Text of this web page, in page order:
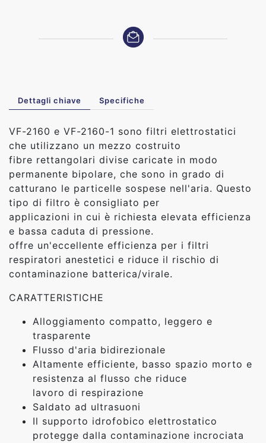
Dettagli chiave Specifiche
VF-2160 e VF-2160-1 sono filtri elettrostatici
che utilizzano un mezzo costruito
fibre rettangolari divise caricate in modo
permanente bipolare, che sono in grado di
catturano le particelle sospese nell'aria. Questo
tipo di filtro è consigliato per
applicazioni in cui è richiesta elevata efficienza
e bassa caduta di pressione.
offre un'eccellente efficienza per i filtri
respiratori anestetici e riduce il rischio di
contaminazione batterica/virale.
CARATTERISTICHE
Alloggiamento compatto, leggero e
trasparente
Flusso d'aria bidirezionale
Altamente efficiente, basso spazio morto e
resistenza al flusso che riduce
lavoro di respirazione
Saldato ad ultrasuoni
Il supporto idrofobico elettrostatico
protegge dalla contaminazione incrociata